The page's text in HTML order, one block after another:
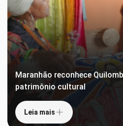
Maranhão reconhece
patrimônio cultural
Leia mais